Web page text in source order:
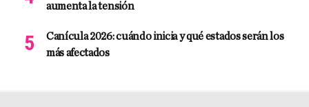
aumenta la tensión
Canícula 2026: cuándo inicia y qué estados serán los
más afectados